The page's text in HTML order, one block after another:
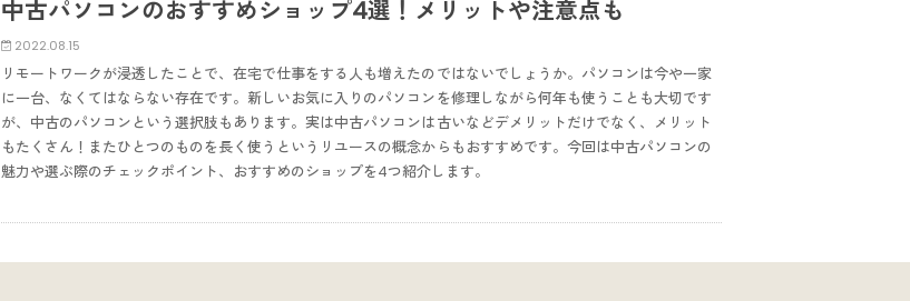
中古パソコンのおすすめショップ4選！メリットや注意点も
2022.08.15
リモートワークが浸透したことで、在宅で仕事をする人も増えたのではないでしょうか。パソコンは今や一家
に一台、なくてはならない存在です。新しいお気に入りのパソコンを修理しながら何年も使うことも大切です
が、中古のパソコンという選択肢もあります。実は中古パソコンは古いなどデメリットだけでなく、メリット
もたくさん！またひとつのものを長く使うというリユースの概念からもおすすめです。今回は中古パソコンの
魅力や選ぶ際のチェックポイント、おすすめのショップを4つ紹介します。